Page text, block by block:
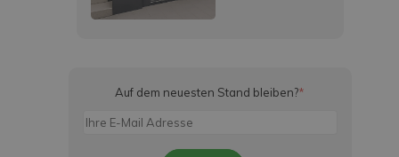
Auf dem neuesten Stand bleiben?*